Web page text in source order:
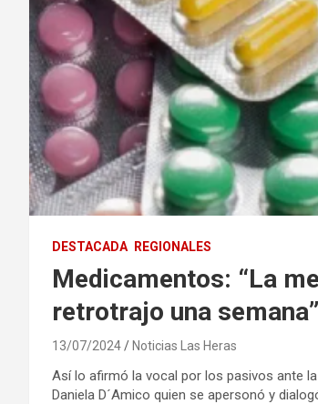
DESTACADA REGIONALES
Medicamentos: “La
retrotrajo una
13/07/2024 Noticias Las Heras
Así lo afirmó la vocal por los pasivos ante
Daniela D´Amico quien se apersonó y